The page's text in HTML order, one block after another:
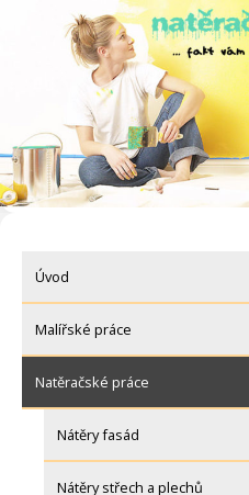
Úvod
Malířské práce
Natěračské práce
Nátěry fasád
Nátěry střech a plechů